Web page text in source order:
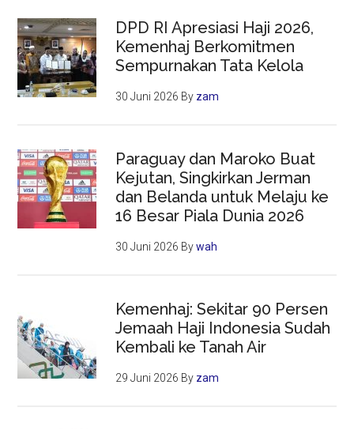
DPD RI Apresiasi Haji 2026,
Kemenhaj Berkomitmen
Sempurnakan Tata Kelola
30 Juni 2026 By zam
Paraguay dan Maroko Buat
Kejutan, Singkirkan Jerman
dan Belanda untuk Melaju ke
16 Besar Piala Dunia 2026
30 Juni 2026 Bywah
Kemenhaj: Sekitar 90 Persen
Jemaah Haji Indonesia Sudah
Kembali ke Tanah Air
29 Juni 2026 By zam